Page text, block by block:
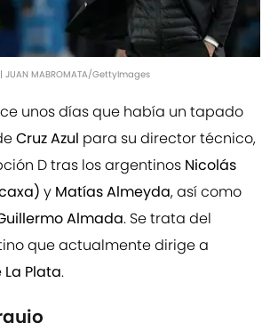
MABROMATA/GettyImages
unos días que había un tapado
Cruz Azul para su director técnico,
D tras los argentinos Nicolás
y Matías Almeyda, así como
Almada. Se trata del
que actualmente dirige a
Plata.